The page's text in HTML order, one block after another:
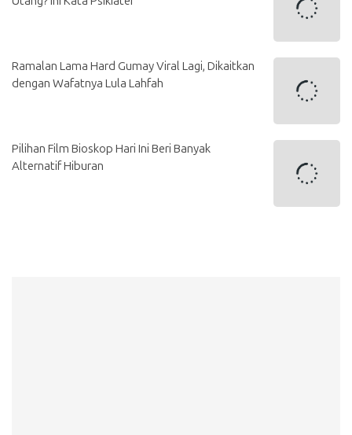
Ramalan Lama Hard Gumay Viral Lagi, Dikaitkan
dengan Wafatnya Lula Lahfah
Pilihan Film Bioskop Hari Ini Beri Banyak
Alternatif Hiburan